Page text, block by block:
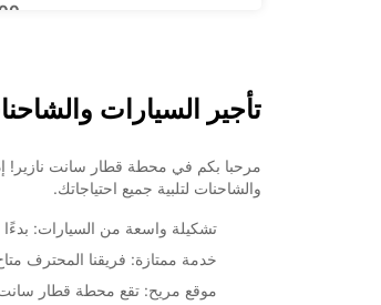
تأجير السيارات
والشاحنات لتلبية جميع احتياجاتك.
تشكيلة واسعة من السيارات: بدءًا
خدمة ممتازة: فريقنا المحترف
موقع مريح: تقع محطة قطار